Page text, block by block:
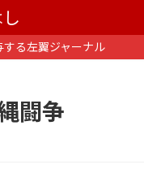
る左翼ジャーナル
闘争